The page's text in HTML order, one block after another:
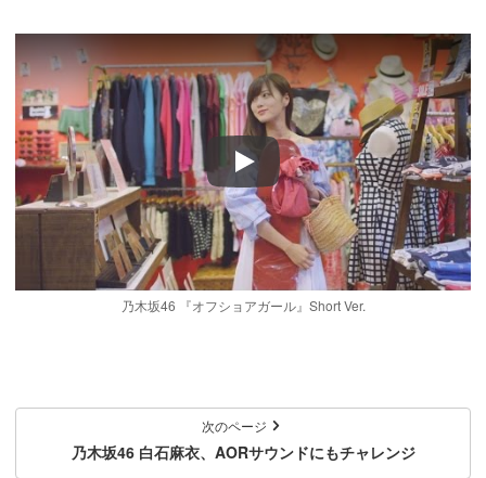
Play
乃木坂46 『オフショアガール』Short Ver.
次のページ
乃木坂46 白石麻衣、AORサウンドにもチャレンジ